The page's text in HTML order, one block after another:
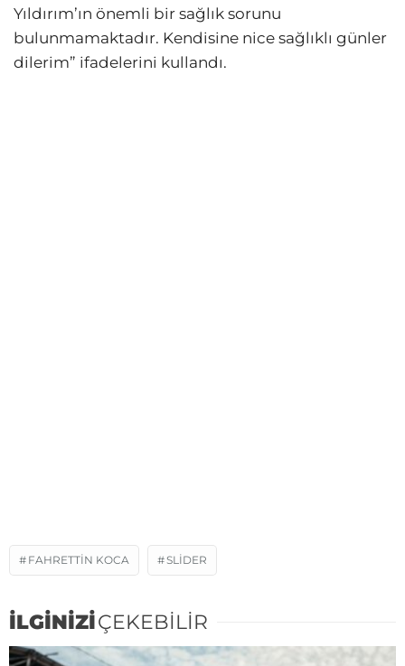
Yıldırım’ın önemli bir sağlık sorunu
bulunmamaktadır. Kendisine nice sağlıklı günler
dilerim” ifadelerini kullandı.
FAHRETTIN KOCA SLIDER
İLGİNİZİÇEKEBİLİR